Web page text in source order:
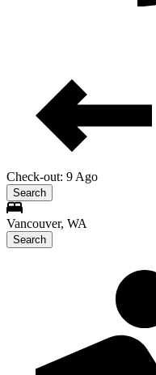
Check-out: 9 Ago
Search
Vancouver, WA
Search